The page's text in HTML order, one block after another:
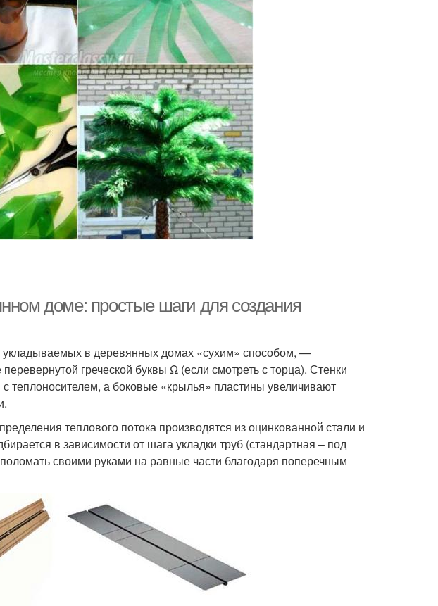
доме: простые шаги для создания
в деревянных домах «сухим» способом, —
греческой буквы Ω (если смотреть с торца). Стенки
теплоносителем, а боковые «крылья» пластины увеличивают
теплового потока производятся из оцинкованной стали и
в зависимости от шага укладки труб (стандартная – под
своими руками на равные части благодаря поперечным